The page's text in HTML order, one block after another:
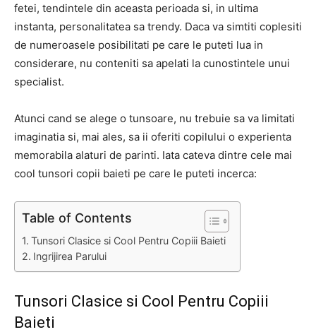
fetei, tendintele din aceasta perioada si, in ultima
instanta, personalitatea sa trendy. Daca va simtiti coplesiti
de numeroasele posibilitati pe care le puteti lua in
considerare, nu conteniti sa apelati la cunostintele unui
specialist.
Atunci cand se alege o tunsoare, nu trebuie sa va limitati
imaginatia si, mai ales, sa ii oferiti copilului o experienta
memorabila alaturi de parinti. Iata cateva dintre cele mai
cool tunsori copii baieti pe care le puteti incerca:
Table of Contents
Tunsori Clasice si Cool Pentru Copiii Baieti
Ingrijirea Parului
Tunsori Clasice si Cool Pentru Copiii
Baieti